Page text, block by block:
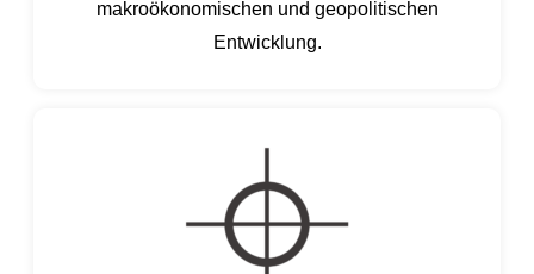
makroökonomischen und geopolitischen
Entwicklung.